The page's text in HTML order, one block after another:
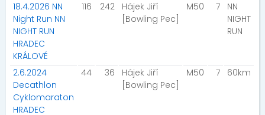
18.4.2026 NN
Night Run NN
NIGHT RUN
HRADEC
KRÁLOVÉ
116 242
Hájek Jiří
[Bowling Pec]
M50 7
NN
NIGHT
RUN
2.6.2024
Decathlon
Cyklomaraton
HRADEC
44 36
Hájek Jiří
[Bowling Pec]
M50 7 60km